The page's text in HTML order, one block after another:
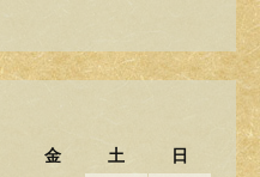
金 土 日